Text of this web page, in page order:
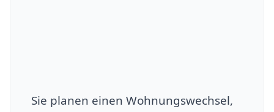
Sie planen einen Wohnungswechsel,